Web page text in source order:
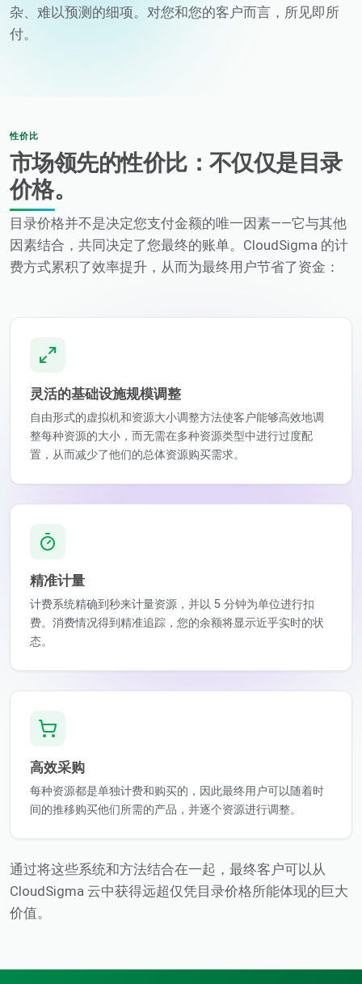
杂、难以预测的细项。对您和您的客户而言，所见即所
付。
性价比
市场领先的性价比：不仅仅是目录
价格。
目录价格并不是决定您支付金额的唯一因素——它与其他
因素结合，共同决定了您最终的账单。CloudSigma 的计
费方式累积了效率提升，从而为最终用户节省了资金：
灵活的基础设施规模调整
自由形式的虚拟机和资源大小调整方法使客户能够高效地调
整每种资源的大小，而无需在多种资源类型中进行过度配
置，从而减少了他们的总体资源购买需求。
精准计量
计费系统精确到秒来计量资源，并以 5 分钟为单位进行扣
费。消费情况得到精准追踪，您的余额将显示近乎实时的状
态。
高效采购
每种资源都是单独计费和购买的，因此最终用户可以随着时
间的推移购买他们所需的产品，并逐个资源进行调整。
通过将这些系统和方法结合在一起，最终客户可以从
CloudSigma 云中获得远超仅凭目录价格所能体现的巨大
价值。